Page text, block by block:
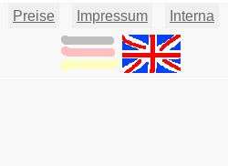
Preise Impressum Interna